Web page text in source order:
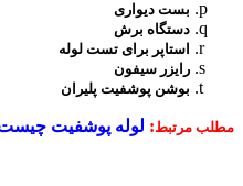
بست دیواری
دستگاه برش
استاپر برای تست لوله
رایزر سیفون
بوشن پوشفیت پلیران
مطلب مرتبط: لوله پوشفیت